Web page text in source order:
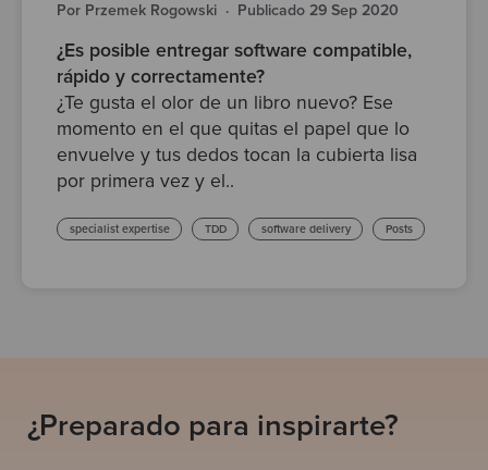
Por Przemek Rogowski · Publicado 29 Sep 2020
¿Es posible entregar software compatible,
rápido y correctamente?
¿Te gusta el olor de un libro nuevo? Ese
momento en el que quitas el papel que lo
envuelve y tus dedos tocan la cubierta lisa
por primera vez y el..
specialist expertise TDD software delivery Posts
¿Preparado para inspirarte?